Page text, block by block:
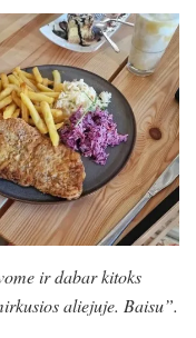
ir dabar kitoks
aliejuje. Baisu”.